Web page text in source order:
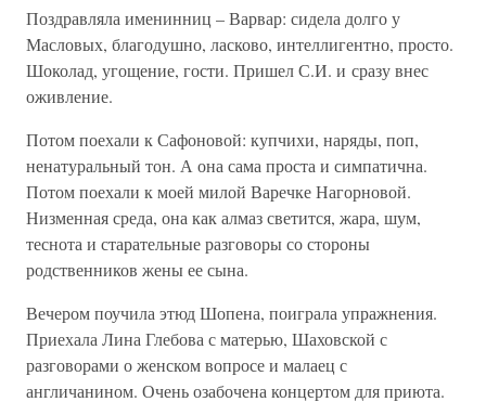
Поздравляла именинниц – Варвар: сидела долго у
Масловых, благодушно, ласково, интеллигентно, просто.
Шоколад, угощение, гости. Пришел С.И. и сразу внес
оживление.
Потом поехали к Сафоновой: купчихи, наряды, поп,
ненатуральный тон. А она сама проста и симпатична.
Потом поехали к моей милой Варечке Нагорновой.
Низменная среда, она как алмаз светится, жара, шум,
теснота и старательные разговоры со стороны
родственников жены ее сына.
Вечером поучила этюд Шопена, поиграла упражнения.
Приехала Лина Глебова с матерью, Шаховской с
разговорами о женском вопросе и малаец с
англичанином. Очень озабочена концертом для приюта.